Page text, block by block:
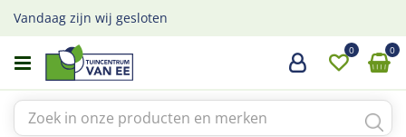
a
Vandaag zijn wij gesloten